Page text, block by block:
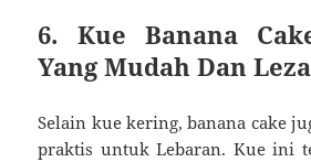
6. Kue Banana
Yang Mudah Dan
Selain kue kering, banana cake
praktis untuk Lebaran. Kue ini